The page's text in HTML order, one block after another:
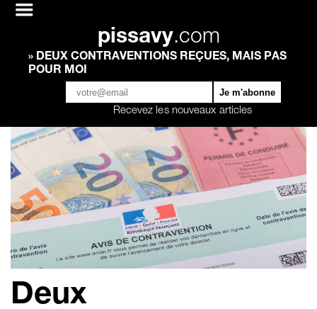
pissavy.com
» DEUX CONTRAVENTIONS REÇUES, MAIS PAS
POUR MOI
Recevez les nouveaux articles
Deux